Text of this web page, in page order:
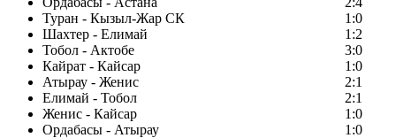
Туран - Кызыл-Жар СК
1:0
Шахтер - Елимай
1:2
Тобол - Актобе
3:0
Кайрат - Кайсар
1:0
Атырау - Женис
2:1
Елимай - Тобол
2:1
Женис - Кайсар
1:0
Ордабасы - Атырау
1:0